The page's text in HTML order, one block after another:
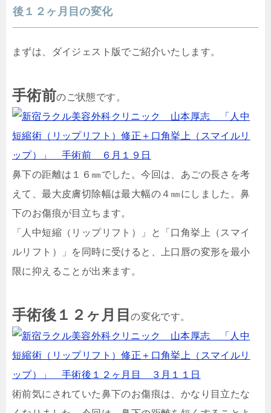
後１２ヶ月目の変化
まずは、ダイジェスト版でご紹介いたします。
手術前のご状態です。
鼻下の距離は１６㎜でした。今回は、あごの長さを考
えて、最大皮膚切除幅は最大幅の４㎜にしました。鼻
下のお傷痕が目立ちます。
「人中短縮（リップリフト）」と「口角挙上（スマイ
ルリフト）」を同時に受けると、上口唇の変形を最小
限に抑えることが出来ます。
手術後１２ヶ月目の変化です。
術前気にされていた鼻下のお傷痕は、かなり目立たな